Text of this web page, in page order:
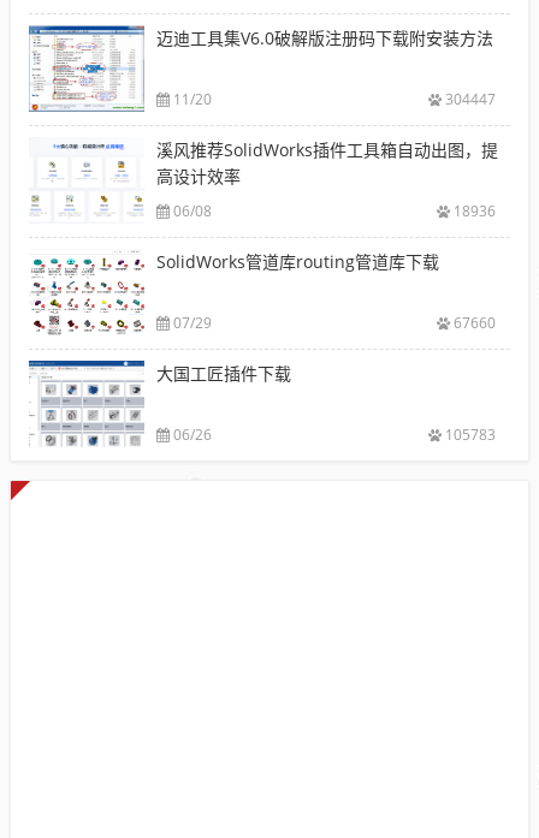
迈迪工具集V6.0破解版注册码下载附安装方法
11/20 304447
溪风推荐SolidWorks插件工具箱自动出图，提
高设计效率
06/08 18936
SolidWorks管道库routing管道库下载
07/29 67660
大国工匠插件下载
06/26 105783